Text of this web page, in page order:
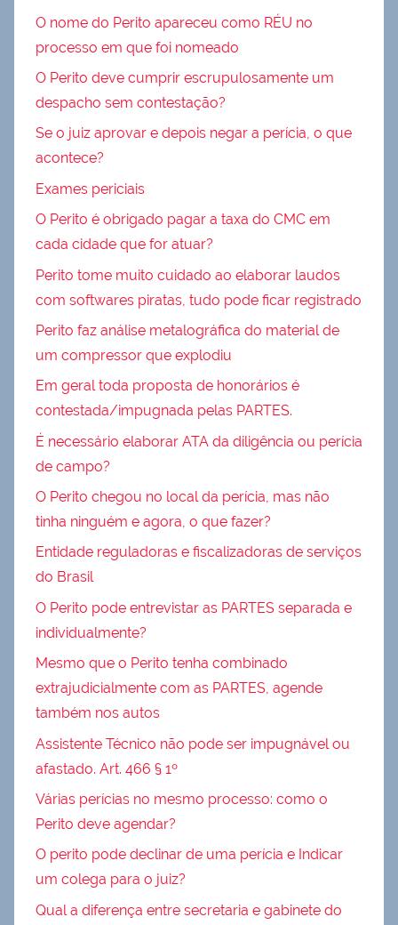
O nome do Perito apareceu como RÉU no
processo em que foi nomeado
O Perito deve cumprir escrupulosamente um
despacho sem contestação?
Se o juiz aprovar e depois negar a perícia, o que
acontece?
Exames periciais
O Perito é obrigado pagar a taxa do CMC em
cada cidade que for atuar?
Perito tome muito cuidado ao elaborar laudos
com softwares piratas, tudo pode ficar registrado
Perito faz análise metalográfica do material de
um compressor que explodiu
Em geral toda proposta de honorários é
contestada/impugnada pelas PARTES.
É necessário elaborar ATA da diligência ou perícia
de campo?
O Perito chegou no local da perícia, mas não
tinha ninguém e agora, o que fazer?
Entidade reguladoras e fiscalizadoras de serviços
do Brasil
O Perito pode entrevistar as PARTES separada e
individualmente?
Mesmo que o Perito tenha combinado
extrajudicialmente com as PARTES, agende
também nos autos
Assistente Técnico não pode ser impugnável ou
afastado. Art. 466 § 1º
Várias perícias no mesmo processo: como o
Perito deve agendar?
O perito pode declinar de uma perícia e Indicar
um colega para o juiz?
Qual a diferença entre secretaria e gabinete do